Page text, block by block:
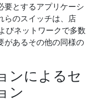
要とするアプリケーシ
らのスイッチは、店
びネットワークで多数
があるその他の同様の
ンによるセ
ン